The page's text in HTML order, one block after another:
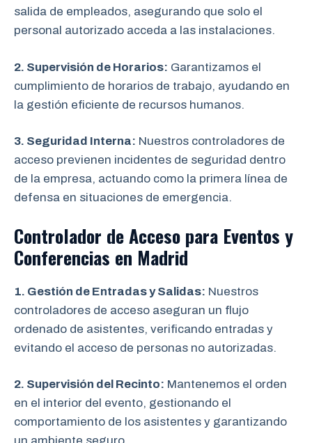
salida de empleados, asegurando que solo el
personal autorizado acceda a las instalaciones.
2. Supervisión de Horarios: Garantizamos el
cumplimiento de horarios de trabajo, ayudando en
la gestión eficiente de recursos humanos.
3. Seguridad Interna: Nuestros controladores de
acceso previenen incidentes de seguridad dentro
de la empresa, actuando como la primera línea de
defensa en situaciones de emergencia.
Controlador de Acceso para Eventos y
Conferencias en Madrid
1. Gestión de Entradas y Salidas: Nuestros
controladores de acceso aseguran un flujo
ordenado de asistentes, verificando entradas y
evitando el acceso de personas no autorizadas.
2. Supervisión del Recinto: Mantenemos el orden
en el interior del evento, gestionando el
comportamiento de los asistentes y garantizando